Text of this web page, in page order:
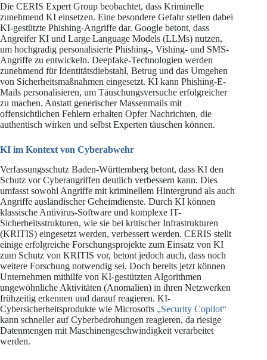
Die CERIS Expert Group beobachtet, dass Kriminelle
zunehmend KI einsetzen. Eine besondere Gefahr stellen dabei
KI-gestützte Phishing-Angriffe dar. Google betont, dass
Angreifer KI und Large Language Models (LLMs) nutzen,
um hochgradig personalisierte Phishing-, Vishing- und SMS-
Angriffe zu entwickeln. Deepfake-Technologien werden
zunehmend für Identitätsdiebstahl, Betrug und das Umgehen
von Sicherheitsmaßnahmen eingesetzt. KI kann Phishing-E-
Mails personalisieren, um Täuschungsversuche erfolgreicher
zu machen. Anstatt generischer Massenmails mit
offensichtlichen Fehlern erhalten Opfer Nachrichten, die
authentisch wirken und selbst Experten täuschen können.
KI im Kontext von Cyberabwehr
Verfassungsschutz Baden-Württemberg betont, dass KI den
Schutz vor Cyberangriffen deutlich verbessern kann. Dies
umfasst sowohl Angriffe mit kriminellem Hintergrund als auch
Angriffe ausländischer Geheimdienste. Durch KI können
klassische Antivirus-Software und komplexe IT-
Sicherheitsstrukturen, wie sie bei kritischer Infrastrukturen
(KRITIS) eingesetzt werden, verbessert werden. CERIS stellt
einige erfolgreiche Forschungsprojekte zum Einsatz von KI
zum Schutz von KRITIS vor, betont jedoch auch, dass noch
weitere Forschung notwendig sei. Doch bereits jetzt können
Unternehmen mithilfe von KI-gestützten Algorithmen
ungewöhnliche Aktivitäten (Anomalien) in ihren Netzwerken
frühzeitig erkennen und darauf reagieren. KI-
Cybersicherheitsprodukte wie Microsofts „Security Copilot“
kann schneller auf Cyberbedrohungen reagieren, da riesige
Datenmengen mit Maschinengeschwindigkeit verarbeitet
werden.